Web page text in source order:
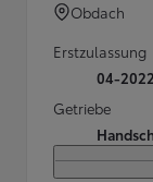
Obdach
Erstzulassung
04-2022
Getriebe